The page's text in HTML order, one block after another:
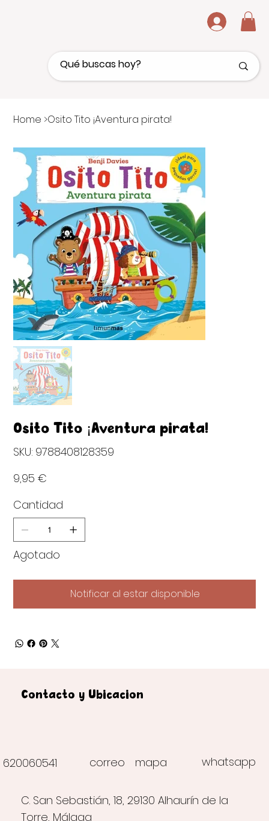
.
Home >Osito Tito ¡Aventura pirata!
Osito Tito ¡Aventura pirata!
SKU: 9788408128359
9788408128359
9,95 €
Cantidad
Agotado
Notificar al estar disponible
correo
Contacto y Ubicación
620060541 whatsapp
C. San Sebastián, 18, 29130 Alhaurín de la
Torre, Málaga
mapa